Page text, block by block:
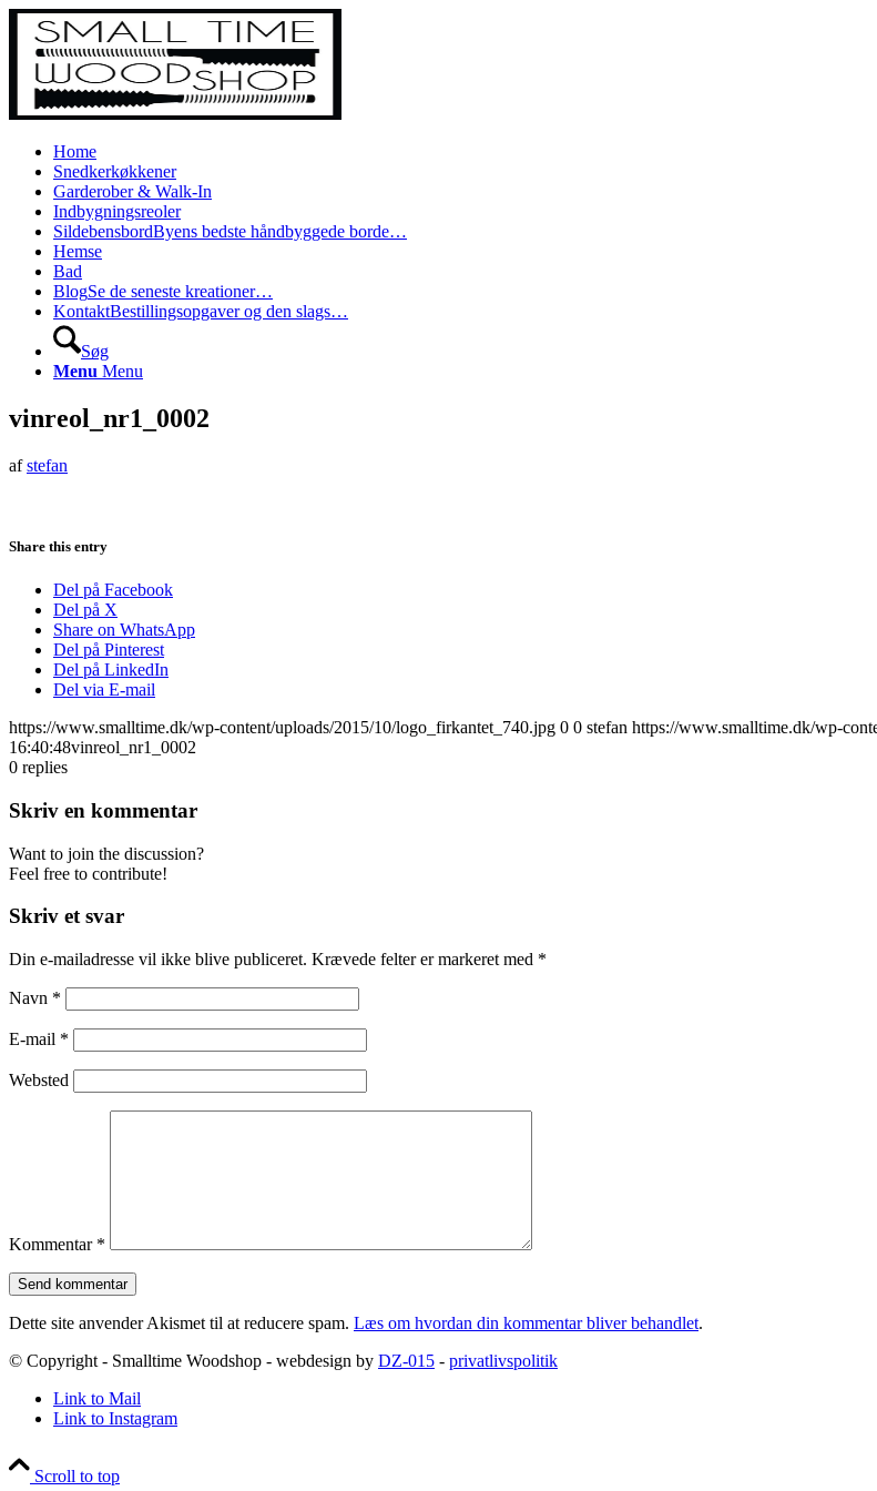
Home
Snedkerkøkkener
Garderober & Walk-In
Indbygningsreoler
SildebensbordByens bedste håndbyggede borde…
Hemse
Bad
BlogSe de seneste kreationer…
KontaktBestillingsopgaver og den slags…
Søg
Menu Menu
vinreol_nr1_0002
afstefan
Share this entry
Del på Facebook
Del på X
Share on WhatsApp
Del på Pinterest
Del på LinkedIn
Del via E-mail
https://www.smalltime.dk/wp-content/uploads/2015/10/logo_firkantet_740.jpg 0 0 stefan https://www.smalltime.dk/wp-
16:40:48vinreol_nr1_0002
0 replies
Skriv en kommentar
Want to join the discussion?
Feel free to contribute!
Skriv et svar
Din e-mailadresse vil ikke blive publiceret. Krævede felter er markeret med *
Navn *
E-mail *
Websted
Kommentar *
Dette site anvender Akismet til at reducere spam. Læs om hvordan din kommentar bliver behandlet.
© Copyright - Smalltime Woodshop - webdesign by DZ-015 - privatlivspolitik
Link to Mail
Link to Instagram
Scroll to top